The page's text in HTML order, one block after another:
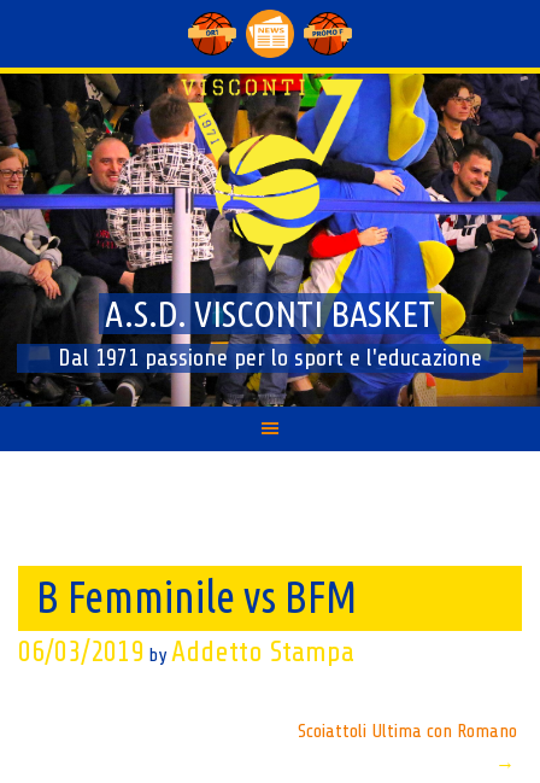
content
A.S.D. VISCONTI BASKET
Dal 1971 passione per lo sport e l'educazione
B Femminile vs BFM
06/03/2019 by Addetto Stampa
Scoiattoli Ultima con Romano
→